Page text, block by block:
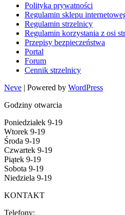
Polityka prywatności
Regulamin sklepu
Regulamin strzelnicy
Regulamin korzystania z osi
Przepisy bezpieczeństwa
Portal
Forum
Cennik strzelnicy
Neve | Powered by WordPress
Godziny otwarcia
Poniedziałek 9-19
Wtorek 9-19
Środa 9-19
Czwartek 9-19
Piątek 9-19
Sobota 9-19
Niedziela 9-19
KONTAKT
Telefony: